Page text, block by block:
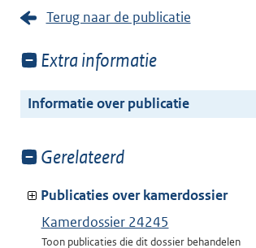
Terug naar de publicatie
Toon
van:
Extra informatie
Informatie over publicatie
Toon
van:
Gerelateerd
Publicaties over kamerdossier
Kamerdossier 24245
Toon publicaties die dit dossier behandelen